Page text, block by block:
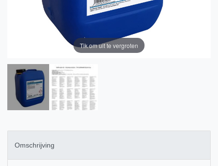
Tik om uit te vergroten
Omschrijving